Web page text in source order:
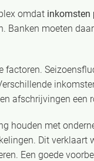
omdat inkomsten
Banken moeten
afschrijvingen
houden met
Dit verklaart
Een goede